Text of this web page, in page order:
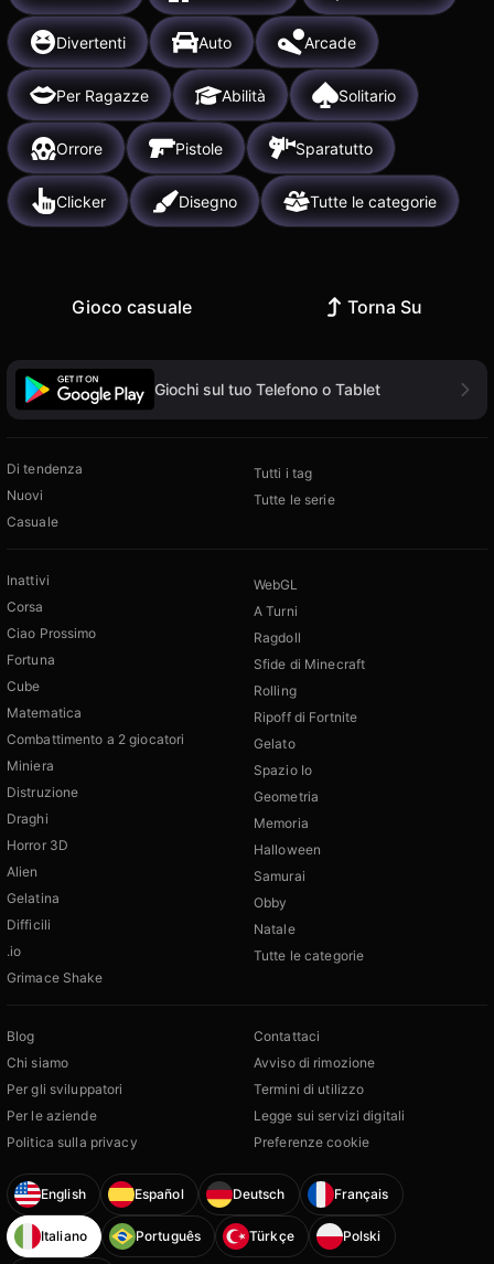
Divertenti Auto Arcade
Per Ragazze Abilità Solitario
Orrore Pistole Sparatutto
Clicker Disegno Tutte le categorie
Gioco casuale Torna Su
Giochi sul tuo Telefono o Tablet
Di tendenza
Nuovi
Casuale
Tutti i tag
Tutte le serie
Inattivi
Corsa
Ciao Prossimo
Fortuna
Cube
Matematica
Combattimento a 2 giocatori
Miniera
Distruzione
Draghi
Horror 3D
Alien
Gelatina
Difficili
.io
Grimace Shake
WebGL
A Turni
Ragdoll
Sfide di Minecraft
Rolling
Ripoff di Fortnite
Gelato
Spazio Io
Geometria
Memoria
Halloween
Samurai
Obby
Natale
Tutte le categorie
Blog
Chi siamo
Per gli sviluppatori
Per le aziende
Politica sulla privacy
Contattaci
Avviso di rimozione
Termini di utilizzo
Legge sui servizi digitali
Preferenze cookie
English Español Deutsch Français
Italiano Português Türkçe Polski